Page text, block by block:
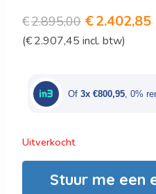
€2.895,00
prijs
€2.895,00.
€2.402,85
(€2.907,45 incl. btw)
Of 3x €800,95 , 0%
Uitverkocht
Stuur me een